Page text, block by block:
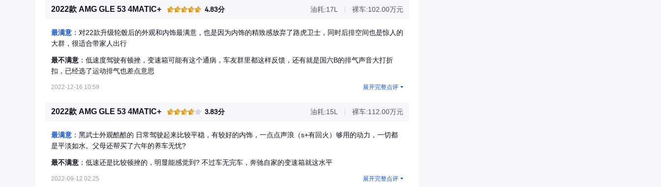
2022款 AMG GLE 53 4MATIC+ 4.83分 油耗:17L 裸车:102.00万元
最满意 ：对22款升级轮毂后的外观和内饰最满意，也是因为内饰的精致感放弃了路虎卫士，同时后排空间也是惊人的
大群，很适合带家人出行
最不满意 ：低速度驾驶有顿挫，变速箱可能有这个通病，车友群里都这样反馈，还有就是国六B的排气声音大打折
扣，已经选了运动排气也差点意思
2022-12-16 10:59 展开完整点评
2022款 AMG GLE 53 4MATIC+ 3.83分 油耗:15L 裸车:112.00万元
最满意 ：黑武士外观酷酷的 日常驾驶起来比较平稳，有较好的内饰，一点点声浪（s+有回火）够用的动力，一切都
是平淡如水。父母还帮买了六年的养车无忧?
最不满意 ：低速还是比较顿挫的，明显能感觉到? 不过车无完车，奔驰自家的变速箱就这水平
2022-09-12 02:25 展开完整点评